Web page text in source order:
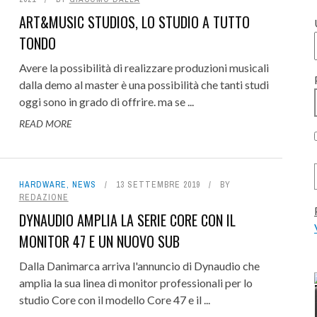
INSPIRE THE MUSIC, 50
OF ROLAND HISTORY,
7 AGOSTO 2026 0
PROGRAMMA LIVE E
ACUSTICA AUDIO SALT 2: GLI
EQUALIZZATORI CON LA
24 LUGLIO 2026
INSPIRE THE MUSIC, 50
OF ROLAND HISTORY,
7 AGOSTO 2026 0
FUNZIONA: IL
FOCUSRITE PRO
12 LUGLIO 2026 0
JEX SAGRISTANO E
STUDIO RECORDING: L'EMOZIONE
INTERVISTA
6 LUGLIO 2026
QFX COLOR: UN CLASSICO FILTRO
ART&MUSIC STUDIOS, LO STUDIO A TUTTO
TONDO
Avere la possibilità di realizzare produzioni musicali
dalla demo al master è una possibilità che tanti studi
oggi sono in grado di offrire. ma se ...
READ MORE
HARDWARE, NEWS 13 SETTEMBRE 2019
BY
REDAZIONE
DYNAUDIO AMPLIA LA SERIE CORE CON IL
MONITOR 47 E UN NUOVO SUB
Dalla Danimarca arriva l'annuncio di Dynaudio che
amplia la sua linea di monitor professionali per lo
studio Core con il modello Core 47 e il ...